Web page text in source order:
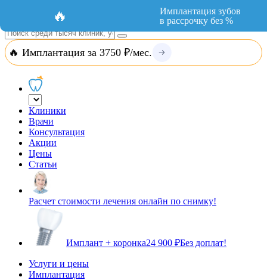
Добавить организацию
🔥 Имплантация за 3750 ₽/мес.
Клиники
Врачи
Консультация
Акции
Цены
Статьи
Расчет стоимости лечения онлайн по снимку!
Имплант + коронка24 900 ₽Без доплат!
Услуги и цены
Имплантация
🔥
Имплантация зубов
в рассрочку без %